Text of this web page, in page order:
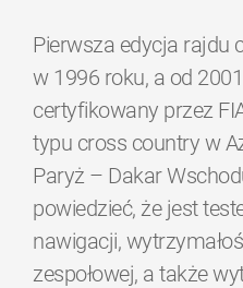
Pierwsza edycja rajdu
w 1996 roku, a od
certyfikowany przez
typu cross country w
Paryż – Dakar
powiedzieć, że jest
nawigacji,
zespołowej, a także